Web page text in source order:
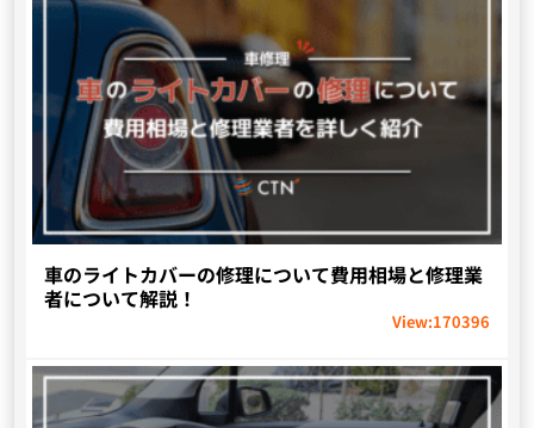
車のライトカバーの修理について費用相場と修理業
者について解説！
View:170396